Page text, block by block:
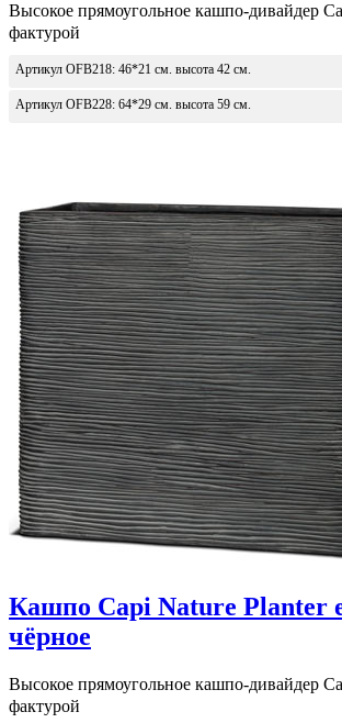
Высокое прямоугольное кашпо-дивайдер
фактурой
Артикул OFB218: 46*21 см. высота 42 см.
Артикул OFB228: 64*29 см. высота 59 см.
Кашпо Capi Nature Planter
чёрное
Высокое прямоугольное кашпо-дивайдер
фактурой